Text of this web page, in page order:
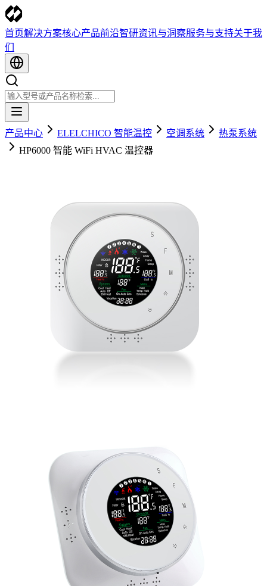
首页解决方案核心产品前沿智研资讯与洞察服务与支持关于我
们
产品中心 ELELCHICO 智能温控 空调系统
热泵系统
HP6000 智能 WiFi HVAC 温控器